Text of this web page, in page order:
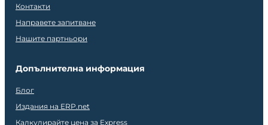
Контакти
Направете запитване
Нашите партньори
Допълнителна информация
Блог
Издания на ERP.net
Калкулирайте цена за Express